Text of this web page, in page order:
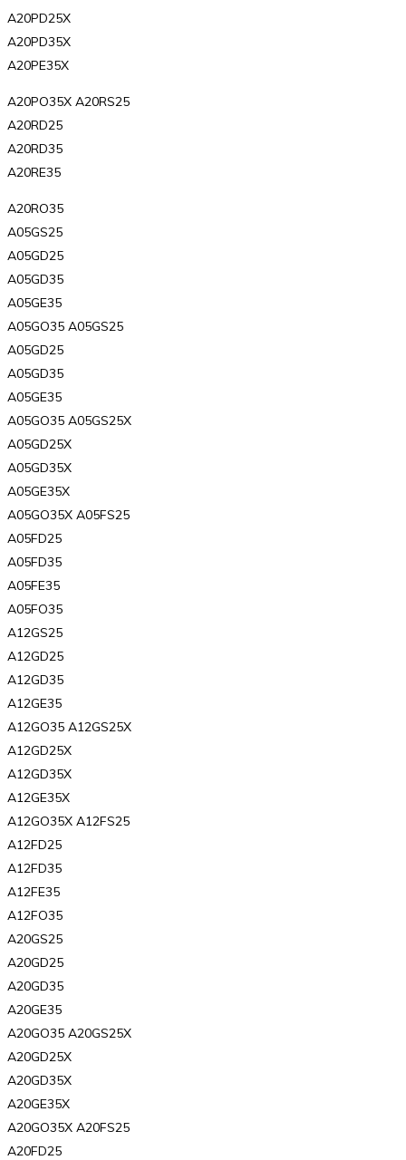
A20PD25X
A20PD35X
A20PE35X
A20PO35X A20RS25
A20RD25
A20RD35
A20RE35
A20RO35
A05GS25
A05GD25
A05GD35
A05GE35
A05GO35 A05GS25
A05GD25
A05GD35
A05GE35
A05GO35 A05GS25X
A05GD25X
A05GD35X
A05GE35X
A05GO35X A05FS25
A05FD25
A05FD35
A05FE35
A05FO35
A12GS25
A12GD25
A12GD35
A12GE35
A12GO35 A12GS25X
A12GD25X
A12GD35X
A12GE35X
A12GO35X A12FS25
A12FD25
A12FD35
A12FE35
A12FO35
A20GS25
A20GD25
A20GD35
A20GE35
A20GO35 A20GS25X
A20GD25X
A20GD35X
A20GE35X
A20GO35X A20FS25
A20FD25